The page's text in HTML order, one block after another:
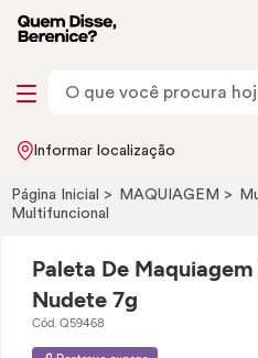
Informar localização
Página Inicial MAQUIAGEM
Multifuncional
Paleta De
Nudete 7g
Cód. Q59468